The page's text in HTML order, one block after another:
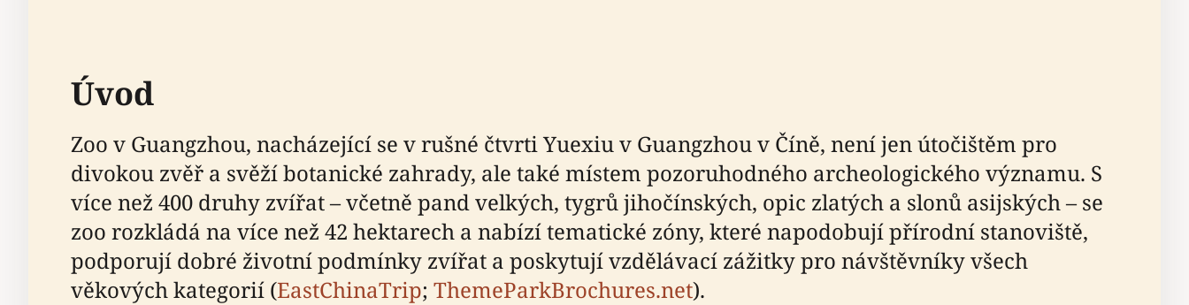
Úvod
Zoo v Guangzhou, nacházející se v rušné čtvrti Yuexiu v Guangzhou v Číně, není jen útočištěm pro
divokou zvěř a svěží botanické zahrady, ale také místem pozoruhodného archeologického významu. S
více než 400 druhy zvířat – včetně pand velkých, tygrů jihočínských, opic zlatých a slonů asijských – se
zoo rozkládá na více než 42 hektarech a nabízí tematické zóny, které napodobují přírodní stanoviště,
podporují dobré životní podmínky zvířat a poskytují vzdělávací zážitky pro návštěvníky všech
věkových kategorií (EastChinaTrip; ThemeParkBrochures.net).